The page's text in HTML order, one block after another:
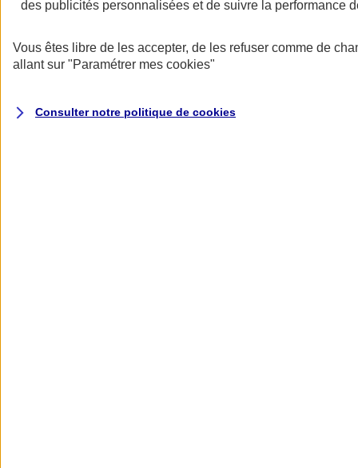
AXA Assurance
des publicités personnalisées et de suivre la performance
Vous êtes libre de les accepter, de les refuser comme de
allant sur "Paramétrer mes cookies"
Consulter notre politique de cookies